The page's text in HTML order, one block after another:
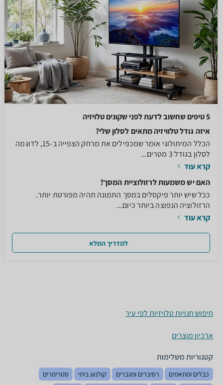
5 טיפים שחשוב לדעת לפני שקונים טלויזיה
איזה גודל טלוויזיה מתאים לסלון שלי?
הכלל המיתולוגי אומר שמכפילים את מרחק הצפייה ב-15, לדוגמה
לסלון בגודל 3 מטרים...
קרא עוד
האם יש משמעות לרזולוציית המסך?
ככל שיש יותר פיקסלים במסך התמונה תהיה מפורטת יותר.
הרזולוציה הנפוצה ביותר כיום...
קרא עוד
למדריך המלא
חיפוש חנויות טלויזיות לפי עיר
ארכיון מוצרים
קטגוריות משלימות
כבלים ומתאמים רסיברים ומגברים קולנוע ביתי
סטרימרים